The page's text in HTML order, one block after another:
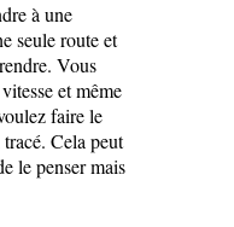
à une
seule route et
Vous
et même
faire le
Cela peut
le penser mais